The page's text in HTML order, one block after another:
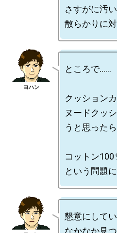
さすがに汚
ところで……
クッション
ヌードクッ
うと思ったら
コットン
懇意にして
なかなか見つ